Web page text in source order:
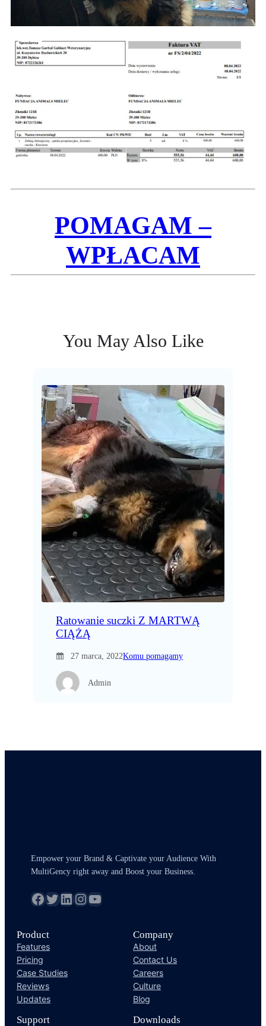
POMAGAM –
WPŁACAM
You May Also Like
Ratowanie suczki Z MARTWĄ
CIĄŻĄ
27 marca, 2022Komu pomagamy
Admin
Empower your Brand & Captivate your Audience With
MultiGency right away and Boost your Business.
fb Twitter LinkedIn Instagram YouTube
Product
Features
Pricing
Case Studies
Reviews
Updates
Company
About
Contact Us
Careers
Culture
Blog
Support Downloads